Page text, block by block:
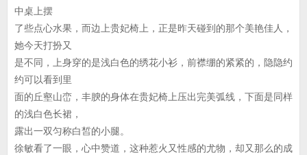
中桌上摆
了些点心水果，而边上贵妃椅上，正是昨天碰到的那个美艳佳人，
她今天打扮又
是不同，上身穿的是浅白色的绣花小衫，前襟绷的紧紧的，隐隐约
约可以看到里
面的丘壑山峦，丰腴的身体在贵妃椅上压出完美弧线，下面是同样
的浅白色长裙，
露出一双匀称白皙的小腿。
徐敏看了一眼，心中赞道，这种惹火又性感的尤物，却又那么的成